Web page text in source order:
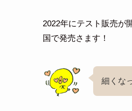
2022年にテスト販売が
国で発売さます！
細くな